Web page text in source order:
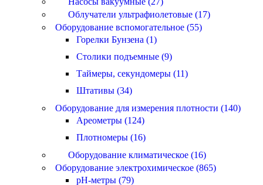
Облучатели ультрафиолетовые (17)
Оборудование вспомогательное (55)
Горелки Бунзена (1)
Столики подъемные (9)
Таймеры, секундомеры (11)
Штативы (34)
Оборудование для измерения плотности (140)
Ареометры (124)
Плотномеры (16)
Оборудование климатическое (16)
Оборудование электрохимическое (865)
pH-метры (79)